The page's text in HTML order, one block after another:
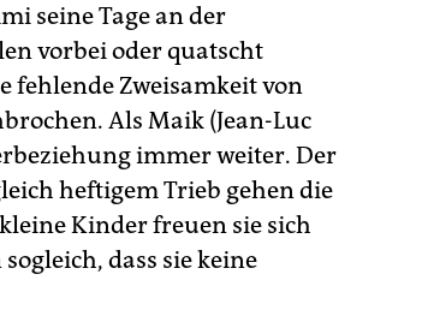
seine Tage an der
vorbei oder quatscht
fehlende Zweisamkeit von
Als Maik (Jean-Luc
immer weiter. Der
heftigem Trieb gehen die
Kinder freuen sie sich
dass sie keine